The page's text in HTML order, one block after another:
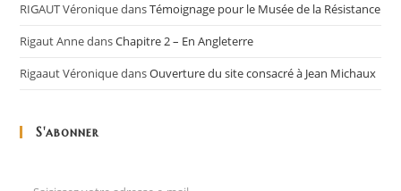
RIGAUT VéroniquedansTémoignage pour le Musée de la Résistance
Rigaut AnnedansChapitre 2 – En Angleterre
Rigaaut VéroniquedansOuverture du site consacré à Jean Michaux
S'abonner